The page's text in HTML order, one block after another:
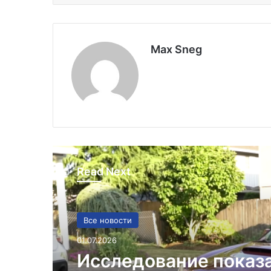
Max Sneg
Read Next
Все новости
01.07.2026
Исследование